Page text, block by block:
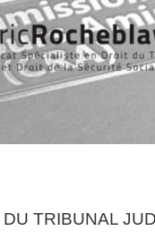
TRIBUNAL